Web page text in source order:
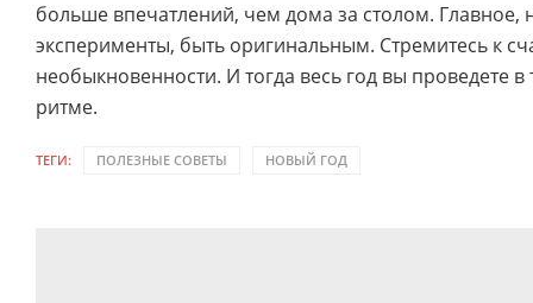
больше впечатлений, чем дома за столом. Главное,
эксперименты, быть оригинальным. Стремитесь к
необыкновенности. И тогда весь год вы проведете
ритме.
ТЕГИ: ПОЛЕЗНЫЕ СОВЕТЫ НОВЫЙ ГОД